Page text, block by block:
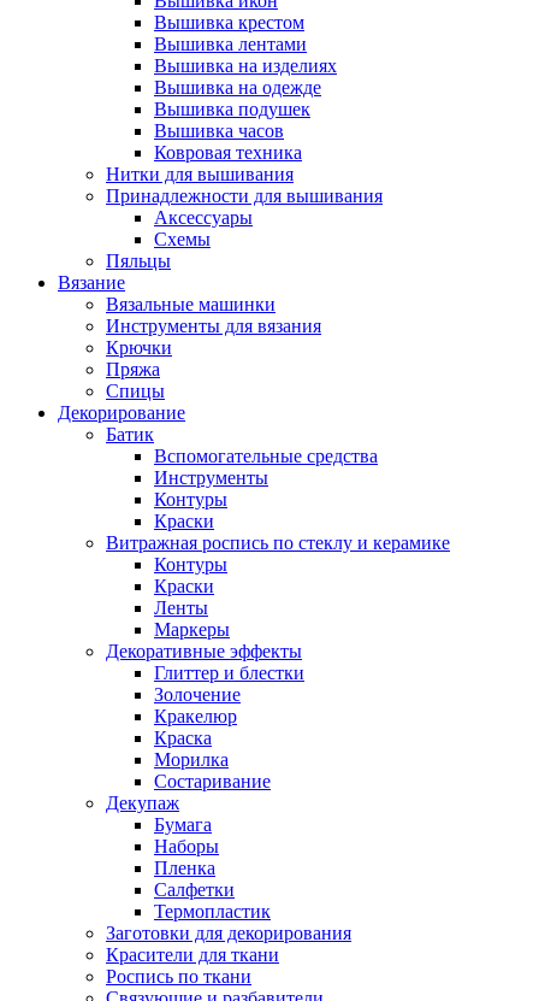
Вышивка крестом
Вышивка лентами
Вышивка на изделиях
Вышивка на одежде
Вышивка подушек
Вышивка часов
Ковровая техника
Нитки для вышивания
Принадлежности для вышивания
Аксессуары
Схемы
Пяльцы
Вязание
Вязальные машинки
Инструменты для вязания
Крючки
Пряжа
Спицы
Декорирование
Батик
Вспомогательные средства
Инструменты
Контуры
Краски
Витражная роспись по стеклу и керамике
Контуры
Краски
Ленты
Маркеры
Декоративные эффекты
Глиттер и блестки
Золочение
Кракелюр
Краска
Морилка
Состаривание
Декупаж
Бумага
Наборы
Пленка
Салфетки
Термопластик
Заготовки для декорирования
Красители для ткани
Роспись по ткани